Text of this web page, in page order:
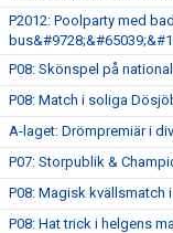
P2012: Poolparty med
P08: Skönspel på
P08: Match i soliga
A-laget: Drömpremiär i
P07: Storpublik &
P08: Magisk kvällsmatch
P08: Hat trick i helgens